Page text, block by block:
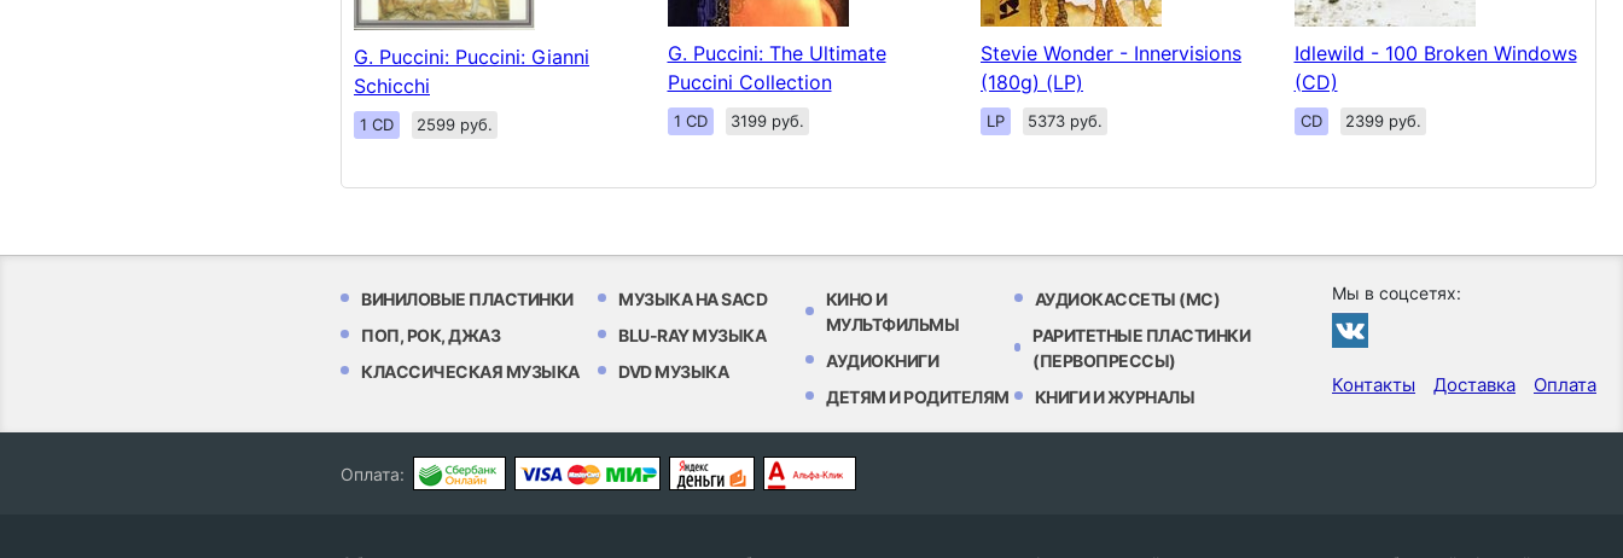
G. Puccini: Puccini: Gianni
Schicchi
1 CD 2599 руб.
G. Puccini: The Ultimate
Puccini Collection
1 CD 3199 руб.
Stevie Wonder - Innervisions
(180g) (LP)
LP 5373 руб.
Idlewild - 100 Broken Windows
(CD)
CD 2399 руб.
ВИНИЛОВЫЕ ПЛАСТИНКИ
ПОП, РОК, ДЖАЗ
КЛАССИЧЕСКАЯ МУЗЫКА
МУЗЫКА НА SACD
BLU-RAY МУЗЫКА
DVD МУЗЫКА
КИНО И
МУЛЬТФИЛЬМЫ
АУДИОКНИГИ
ДЕТЯМ И РОДИТЕЛЯМ
АУДИОКАССЕТЫ (MC)
РАРИТЕТНЫЕ ПЛАСТИНКИ
(ПЕРВОПРЕССЫ)
КНИГИ И ЖУРНАЛЫ
Мы в соцсетях:
Контакты Доставка Оплата
Оплата: